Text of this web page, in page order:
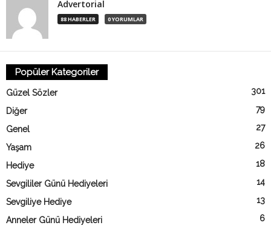
Advertorial
88 HABERLER 0 YORUMLAR
Popüler Kategoriler
Güzel Sözler 301
Diğer 79
Genel 27
Yaşam 26
Hediye 18
Sevgililer Günü Hediyeleri 14
Sevgiliye Hediye 13
Anneler Günü Hediyeleri 6